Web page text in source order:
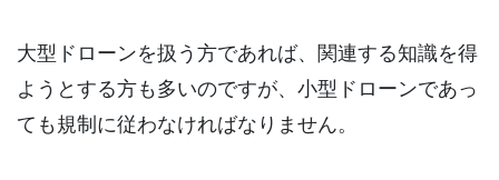
大型ドローンを扱う方であれば、関連する知識を得
ようとする方も多いのですが、小型ドローンであっ
ても規制に従わなければなりません。